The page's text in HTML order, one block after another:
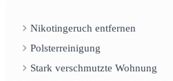
Nikotingeruch entfernen
Polsterreinigung
Stark verschmutzte Wohnung